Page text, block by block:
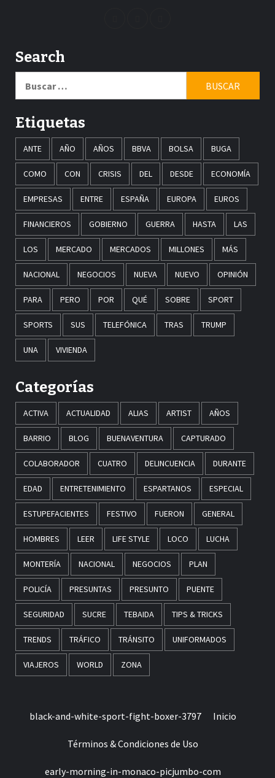
Search
Etiquetas
ANTE AÑO AÑOS BBVA BOLSA BUGA
COMO CON CRISIS DEL DESDE ECONOMÍA
EMPRESAS ENTRE ESPAÑA EUROPA EUROS
FINANCIEROS GOBIERNO GUERRA HASTA LAS
LOS MERCADO MERCADOS MILLONES MÁS
NACIONAL NEGOCIOS NUEVA NUEVO OPINIÓN
PARA PERO POR QUÉ SOBRE SPORT
SPORTS SUS TELEFÓNICA TRAS TRUMP
UNA VIVIENDA
Categorías
ACTIVA ACTUALIDAD ALIAS ARTIST AÑOS
BARRIO BLOG BUENAVENTURA CAPTURADO
COLABORADOR CUATRO DELINCUENCIA DURANTE
EDAD ENTRETENIMIENTO ESPARTANOS ESPECIAL
ESTUPEFACIENTES FESTIVO FUERON GENERAL
HOMBRES LEER LIFE STYLE LOCO LUCHA
MONTERÍA NACIONAL NEGOCIOS PLAN
POLICÍA PRESUNTAS PRESUNTO PUENTE
SEGURIDAD SUCRE TEBAIDA TIPS & TRICKS
TRENDS TRÁFICO TRÁNSITO UNIFORMADOS
VIAJEROS WORLD ZONA
black-and-white-sport-fight-boxer-3797 Inicio
Términos & Condiciones de Uso
early-morning-in-monaco-picjumbo-com